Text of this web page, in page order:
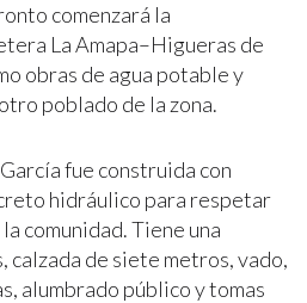
comenzará la
La Amapa–Higueras de
obras de agua potable y
poblado de la zona.
fue construida con
hidráulico para respetar
comunidad. Tiene una
calzada de siete metros, vado,
alumbrado público y tomas